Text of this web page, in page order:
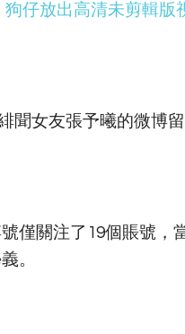
仔放出高清未剪輯版
聞女友張予曦的微博
僅關注了19個賬號，
。